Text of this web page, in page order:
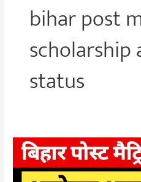
bihar post
status
Bihar
Post
Matric